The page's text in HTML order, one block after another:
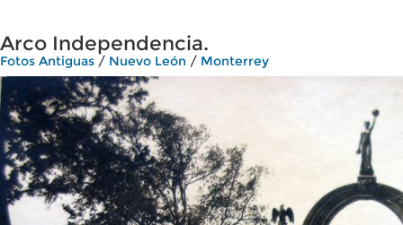
Arco Independencia.
Fotos Antiguas / Nuevo León / Monterrey